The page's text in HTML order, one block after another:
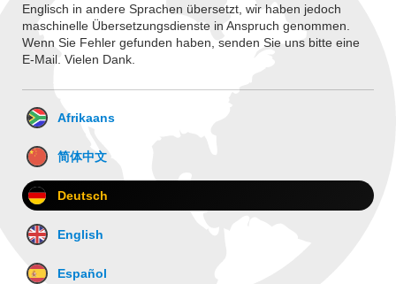
Englisch in andere Sprachen übersetzt, wir haben jedoch
maschinelle Übersetzungsdienste in Anspruch genommen.
Wenn Sie Fehler gefunden haben, senden Sie uns bitte eine
E-Mail. Vielen Dank.
Afrikaans
简体中文
Deutsch
English
Español